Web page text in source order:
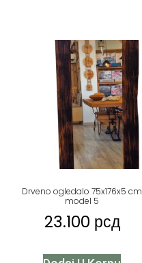
Drveno ogledalo 75x176x5 cm
model 5
23.100 рсд